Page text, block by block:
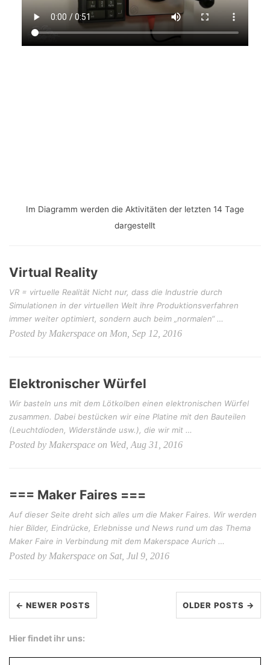
Im Diagramm werden die Aktivitäten der letzten 14 Tage
dargestellt
Virtual Reality
VR = virtuelle Realität Nicht nur, dass die Industrie durch
Simulationen in der virtuellen Welt ihre Produktionsverfahren
immer weiter optimiert, sondern auch beim „normalen“ …
Posted by Makerspace on Mon, Sep 12, 2016
Elektronischer Würfel
Wir basteln uns mit dem Lötkolben einen elektronischen Würfel
zusammen. Dabei bestücken wir eine Platine mit den Bauteilen
(Leuchtdioden, Widerstände usw.), die wir mit …
Posted by Makerspace on Wed, Aug 31, 2016
=== Maker Faires ===
Auf dieser Seite dreht sich alles um die Maker Faires. Wir werden
hier Bilder, Eindrücke, Erlebnisse und News rund um das Thema
Maker Faire in Verbindung mit dem Makerspace Aurich …
Posted by Makerspace on Sat, Jul 9, 2016
← NEWER POSTS OLDER POSTS →
Hier findet ihr uns: